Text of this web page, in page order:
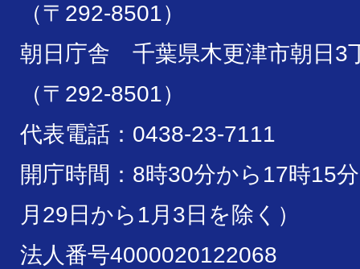
（〒292-8501）
朝日庁舎 千葉県木更津市朝日3
（〒292-8501）
代表電話：0438-23-7111
開庁時間：8時30分から17時15
月29日から1月3日を除く）
法人番号4000020122068